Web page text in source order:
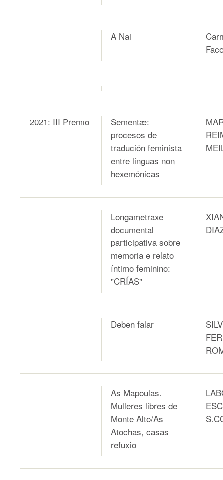
A Nai
2021: III Premio
Sementæ:
procesos de
tradución feminista
entre linguas non
hexemónicas
Longametraxe
documental
participativa sobre
memoria e relato
íntimo feminino:
"CRÍAS"
Deben falar
As Mapoulas.
Mulleres libres de
Monte Alto/As
Atochas, casas
refuxio